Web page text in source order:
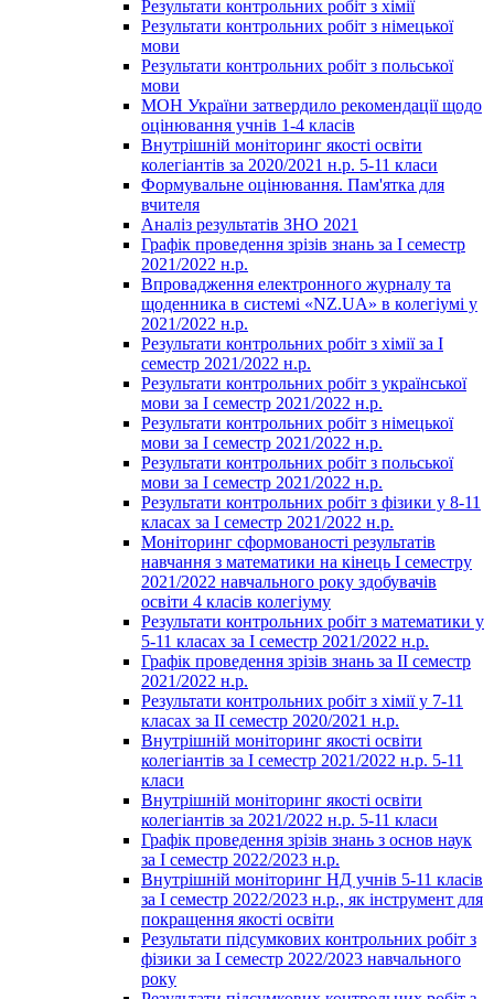
Результати контрольних робіт з хімії
Результати контрольних робіт з німецької
мови
Результати контрольних робіт з польської
мови
МОН України затвердило рекомендації щодо
оцінювання учнів 1-4 класів
Внутрішній моніторинг якості освіти
колегіантів за 2020/2021 н.р. 5-11 класи
Формувальне оцінювання. Пам'ятка для
вчителя
Аналіз результатів ЗНО 2021
Графік проведення зрізів знань за І семестр
2021/2022 н.р.
Впровадження електронного журналу та
щоденника в системі «NZ.UA» в колегіумі у
2021/2022 н.р.
Результати контрольних робіт з хімії за І
семестр 2021/2022 н.р.
Результати контрольних робіт з української
мови за І семестр 2021/2022 н.р.
Результати контрольних робіт з німецької
мови за І семестр 2021/2022 н.р.
Результати контрольних робіт з польської
мови за І семестр 2021/2022 н.р.
Результати контрольних робіт з фізики у 8-11
класах за І семестр 2021/2022 н.р.
Моніторинг сформованості результатів
навчання з математики на кінець І семестру
2021/2022 навчального року здобувачів
освіти 4 класів колегіуму
Результати контрольних робіт з математики у
5-11 класах за І семестр 2021/2022 н.р.
Графік проведення зрізів знань за ІІ семестр
2021/2022 н.р.
Результати контрольних робіт з хімії у 7-11
класах за ІІ семестр 2020/2021 н.р.
Внутрішній моніторинг якості освіти
колегіантів за І семестр 2021/2022 н.р. 5-11
класи
Внутрішній моніторинг якості освіти
колегіантів за 2021/2022 н.р. 5-11 класи
Графік проведення зрізів знань з основ наук
за І семестр 2022/2023 н.р.
Внутрішній моніторинг НД учнів 5-11 класів
за І семестр 2022/2023 н.р., як інструмент для
покращення якості освіти
Результати підсумкових контрольних робіт з
фізики за І семестр 2022/2023 навчального
року